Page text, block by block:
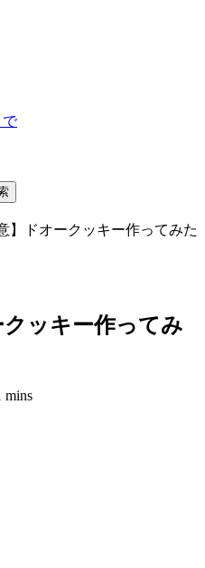
で
】ドオークッキー作ってみた
クッキー作ってみ
mins